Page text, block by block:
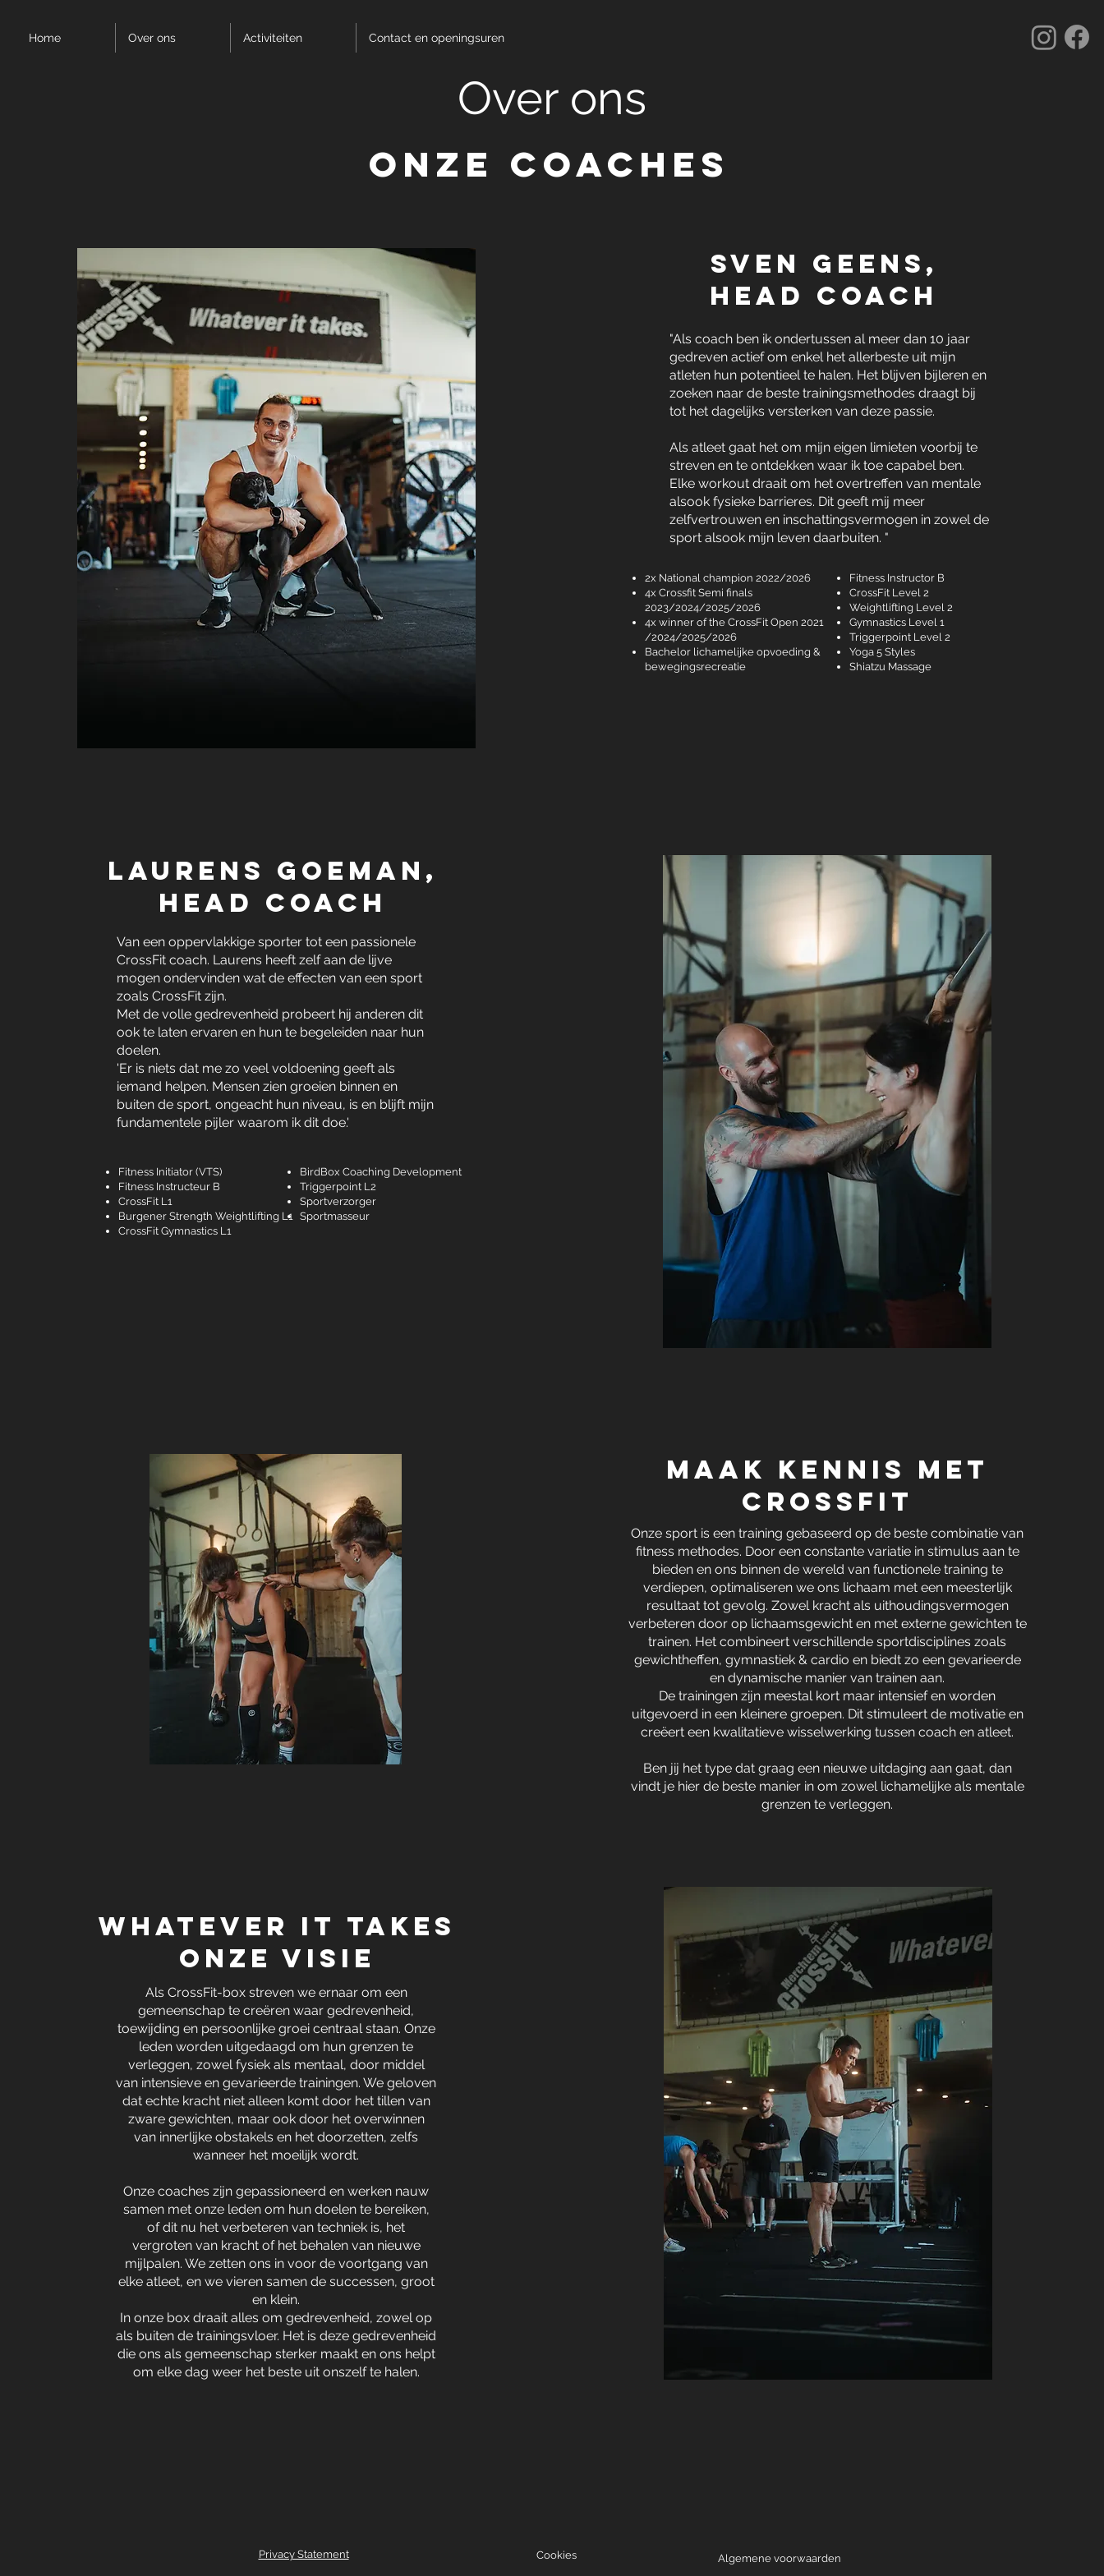
Home Over ons Activiteiten Contact en openingsuren
Over ons
Onze Coaches
Sven Geens,
Head coach
"Als coach ben ik ondertussen al meer dan 10 jaar
gedreven actief om enkel het allerbeste uit mijn
atleten hun potentieel te halen. Het blijven bijleren en
zoeken naar de beste trainingsmethodes draagt bij
tot het dagelijks versterken van deze passie.
Als atleet gaat het om mijn eigen limieten voorbij te
streven en te ontdekken waar ik toe capabel ben.
Elke workout draait om het overtreffen van mentale
alsook fysieke barrieres. Dit geeft mij meer
zelfvertrouwen en inschattingsvermogen in zowel de
sport alsook mijn leven daarbuiten. "
2x National champion 2022/2026
4x Crossfit Semi finals
2023/2024/2025/2026
4x winner of the CrossFit Open 2021
/2024/2025/2026
Bachelor lichamelijke opvoeding &
bewegingsrecreatie​
Fitness Instructor B
CrossFit Level 2
Weightlifting Level 2
Gymnastics Level 1
Triggerpoint Level 2
Yoga 5 Styles
Shiatzu Massage
Laurens Goeman,
Head coach
Van een oppervlakkige sporter tot een passionele
CrossFit coach. Laurens heeft zelf aan de lijve
mogen ondervinden wat de effecten van een sport
zoals CrossFit zijn.
Met de volle gedrevenheid probeert hij anderen dit
ook te laten ervaren en hun te begeleiden naar hun
doelen.
'Er is niets dat me zo veel voldoening geeft als
iemand helpen. Mensen zien groeien binnen en
buiten de sport, ongeacht hun niveau, is en blijft mijn
fundamentele pijler waarom ik dit doe.'
Fitness Initiator (VTS)
Fitness Instructeur B
CrossFit L1
Burgener Strength Weightlifting L1
CrossFit Gymnastics L1
BirdBox Coaching Development
Triggerpoint L2
Sportverzorger
Sportmasseur
Maak kennis met
crossfit
Onze sport is een training gebaseerd op de beste combinatie van
fitness methodes. Door een constante variatie in stimulus aan te
bieden en ons binnen de wereld van functionele training te
verdiepen, optimaliseren we ons lichaam met een meesterlijk
resultaat tot gevolg. Zowel kracht als uithoudingsvermogen
verbeteren door op lichaamsgewicht en met externe gewichten te
trainen. Het combineert verschillende sportdisciplines zoals
gewichtheffen, gymnastiek & cardio en biedt zo een gevarieerde
en dynamische manier van trainen aan.
De trainingen zijn meestal kort maar intensief en worden
uitgevoerd in een kleinere groepen. Dit stimuleert de motivatie en
creëert een kwalitatieve wisselwerking tussen coach en atleet.
Ben jij het type dat graag een nieuwe uitdaging aan gaat, dan
vindt je hier de beste manier in om zowel lichamelijke als mentale
grenzen te verleggen.
whatever it takes
onze visie
Als CrossFit-box streven we ernaar om een
gemeenschap te creëren waar gedrevenheid,
toewijding en persoonlijke groei centraal staan. Onze
leden worden uitgedaagd om hun grenzen te
verleggen, zowel fysiek als mentaal, door middel
van intensieve en gevarieerde trainingen. We geloven
dat echte kracht niet alleen komt door het tillen van
zware gewichten, maar ook door het overwinnen
van innerlijke obstakels en het doorzetten, zelfs
wanneer het moeilijk wordt.
Onze coaches zijn gepassioneerd en werken nauw
samen met onze leden om hun doelen te bereiken,
of dit nu het verbeteren van techniek is, het
vergroten van kracht of het behalen van nieuwe
mijlpalen. We zetten ons in voor de voortgang van
elke atleet, en we vieren samen de successen, groot
en klein.
In onze box draait alles om gedrevenheid, zowel op
als buiten de trainingsvloer. Het is deze gedrevenheid
die ons als gemeenschap sterker maakt en ons helpt
om elke dag weer het beste uit onszelf te halen.
Privacy Statement Cookies Algemene voorwaarden